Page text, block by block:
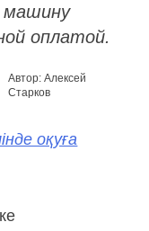
машину
оплатой.
Автор: Алексей
Старков
оқуға